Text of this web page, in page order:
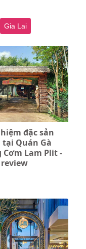
Gia Lai
đặc sản
tại Quán Gà
Lam Plit -